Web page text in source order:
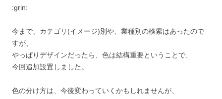
:grin:
今まで、カテゴリ(イメージ)別や、業種別の検索はあったので
すが、
やっぱりデザインだったら、色は結構重要ということで、
今回追加設置しました。
色の分け方は、今後変わっていくかもしれませんが、